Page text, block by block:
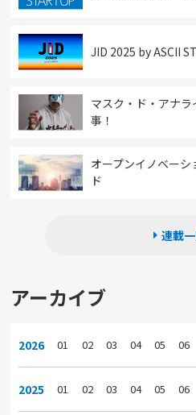
JID 2025 by ASCII
マスク・ド・アナ
事！
オープンイノベー
ド
連載
アーカイブ
2026 01 02 03 04 05 06
2025 01 02 03 04 05 06